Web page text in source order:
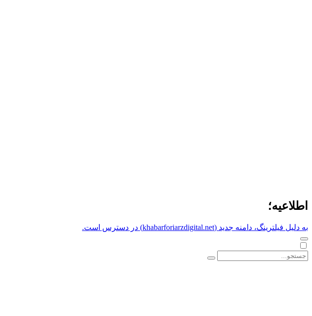
اطلاعیه؛
به دلیل فیلترینگ، دامنه جدید (khabarforiarzdigital.net) در دسترس است.